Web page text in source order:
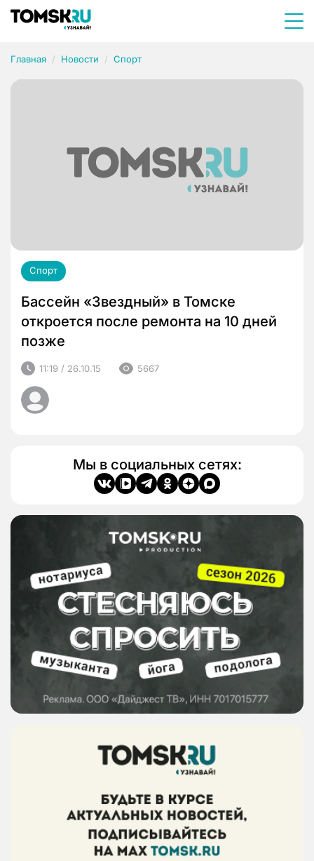
Главная Новости Спорт
Спорт
Бассейн «Звездный» в Томске
откроется после ремонта на 10 дней
позже
11:19 / 26.10.15 5667
Мы в социальных сетях: